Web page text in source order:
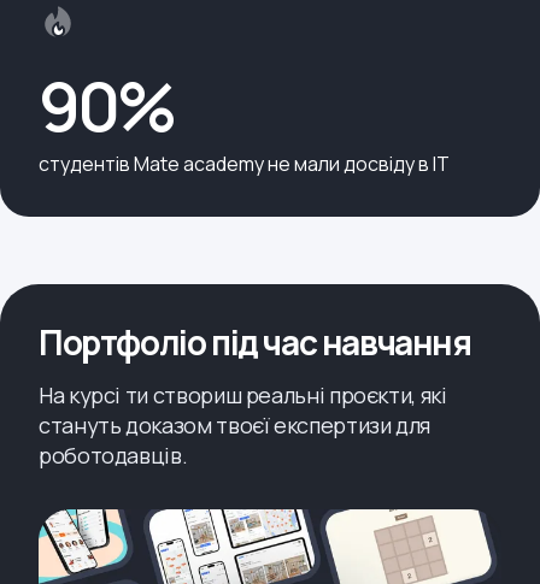
90%
студентів Mate academy не мали досвіду в IT
Портфоліо під час навчання
На курсі ти створиш реальні проєкти, які
стануть доказом твоєї експертизи для
роботодавців.